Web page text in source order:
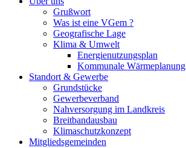
Grußwort
Was ist eine VGem ?
Geografische Lage
Klima & Umwelt
Energienutzungsplan
Kommunale Wärmeplanung
Standort & Gewerbe
Grundstücke
Gewerbeverband
Nahversorgung im Landkreis
Breitbandausbau
Klimaschutzkonzept
Mitgliedsgemeinden